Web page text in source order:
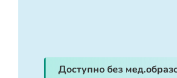
Доступно без